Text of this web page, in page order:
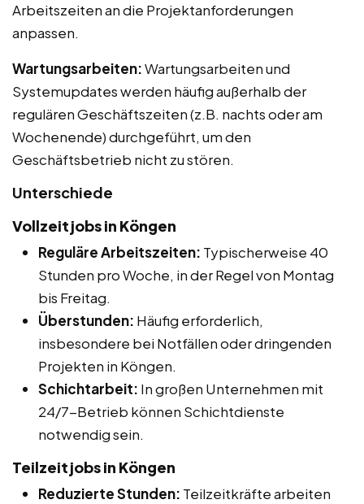
Arbeitszeiten an die Projektanforderungen
anpassen.
Wartungsarbeiten:Wartungsarbeiten und
Systemupdates werden häufig außerhalb der
regulären Geschäftszeiten (z.B. nachts oder am
Wochenende) durchgeführt, um den
Geschäftsbetrieb nicht zu stören.
Unterschiede
Vollzeitjobs in Köngen
Reguläre Arbeitszeiten: Typischerweise 40
Stunden pro Woche, in der Regel von Montag
bis Freitag.
Überstunden: Häufig erforderlich,
insbesondere bei Notfällen oder dringenden
Projekten in Köngen.
Schichtarbeit: In großen Unternehmen mit
24/7-Betrieb können Schichtdienste
notwendig sein.
Teilzeitjobs in Köngen
Reduzierte Stunden: Teilzeitkräfte arbeiten